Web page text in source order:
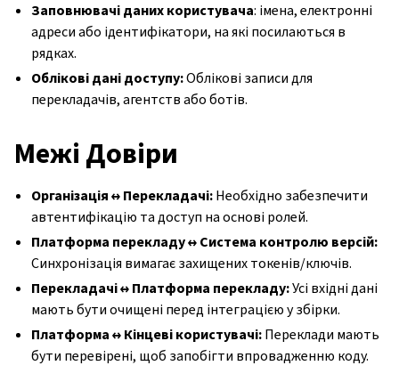
Заповнювачі даних користувача: імена, електронні
адреси або ідентифікатори, на які посилаються в
рядках.
Облікові дані доступу:Облікові записи для
перекладачів, агентств або ботів.
Межі Довіри
Організація ↔ Перекладачі:Необхідно забезпечити
автентифікацію та доступ на основі ролей.
Платформа перекладу ↔ Система контролю версій:
Синхронізація вимагає захищених токенів/ключів.
Перекладачі ↔ Платформа перекладу:Усі вхідні дані
мають бути очищені перед інтеграцією у збірки.
Платформа ↔ Кінцеві користувачі:Переклади мають
бути перевірені, щоб запобігти впровадженню коду.